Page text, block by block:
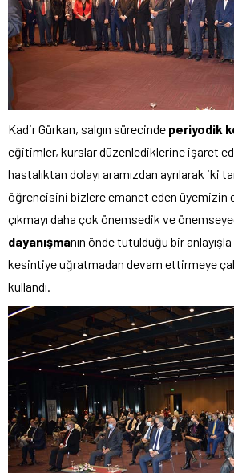
Kadir Gürkan, salgın sürecinde periyodik
eğitimler, kurslar düzenlediklerine işaret
hastalıktan dolayı aramızdan ayrılarak iki
öğrencisini bizlere emanet eden üyemizin
çıkmayı daha çok önemsedik ve
dayanışmanın önde tutulduğu bir
kesintiye uğratmadan devam ettirmeye
kullandı.